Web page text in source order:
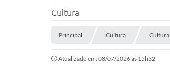
Cultura
Principal Cultura Cultura
Atualizado em: 08/07/2026 às 15h32